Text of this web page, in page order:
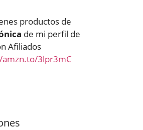
productos de
de mi perfil de
Afiliados
3lpr3mC